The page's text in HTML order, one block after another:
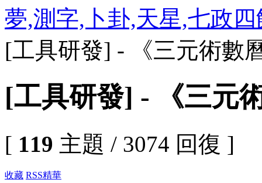
夢,測字,卜卦,天星,七政
[工具研發] - 《三元術數
[工具研發] - 《三元
[ 119 主題 / 3074 回復 ]
收藏 RSS精華